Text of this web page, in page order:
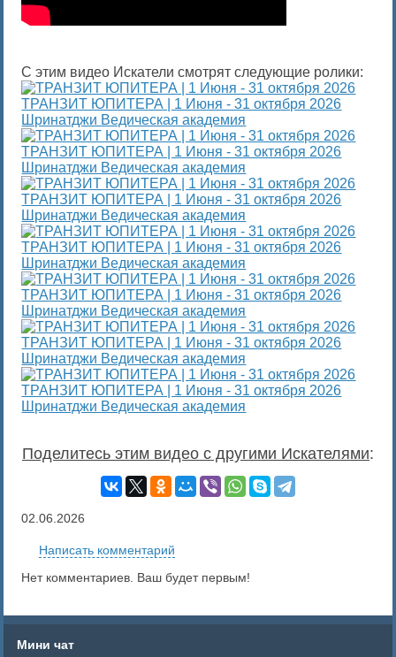
С этим видео Искатели смотрят следующие ролики:
ТРАНЗИТ ЮПИТЕРА | 1 Июня - 31 октября 2026
Шринатджи Ведическая академия
ТРАНЗИТ ЮПИТЕРА | 1 Июня - 31 октября 2026
Шринатджи Ведическая академия
ТРАНЗИТ ЮПИТЕРА | 1 Июня - 31 октября 2026
Шринатджи Ведическая академия
ТРАНЗИТ ЮПИТЕРА | 1 Июня - 31 октября 2026
Шринатджи Ведическая академия
ТРАНЗИТ ЮПИТЕРА | 1 Июня - 31 октября 2026
Шринатджи Ведическая академия
ТРАНЗИТ ЮПИТЕРА | 1 Июня - 31 октября 2026
Шринатджи Ведическая академия
ТРАНЗИТ ЮПИТЕРА | 1 Июня - 31 октября 2026
Шринатджи Ведическая академия
Поделитесь этим видео с другими Искателями:
02.06.2026
Написать комментарий
Нет комментариев. Ваш будет первым!
Мини чат